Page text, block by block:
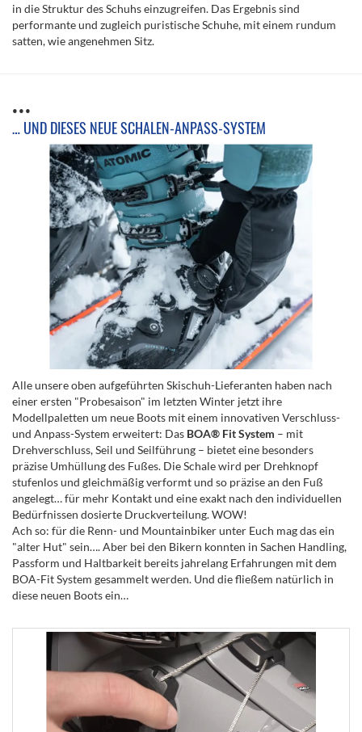
in die Struktur des Schuhs einzugreifen. Das Ergebnis sind
performante und zugleich puristische Schuhe, mit einem rundum
satten, wie angenehmen Sitz.
…
… UND DIESES NEUE SCHALEN-ANPASS-SYSTEM
Alle unsere oben aufgeführten Skischuh-Lieferanten haben nach
einer ersten "Probesaison" im letzten Winter jetzt ihre
Modellpaletten um neue Boots mit einem innovativen Verschluss-
und Anpass-System erweitert: Das BOA® Fit System – mit
Drehverschluss, Seil und Seilführung – bietet eine besonders
präzise Umhüllung des Fußes. Die Schale wird per Drehknopf
stufenlos und gleichmäßig verformt und so präzise an den Fuß
angelegt… für mehr Kontakt und eine exakt nach den individuellen
Bedürfnissen dosierte Druckverteilung. WOW!
Ach so: für die Renn- und Mountainbiker unter Euch mag das ein
"alter Hut" sein…. Aber bei den Bikern konnten in Sachen Handling,
Passform und Haltbarkeit bereits jahrelang Erfahrungen mit dem
BOA-Fit System gesammelt werden. Und die fließem natürlich in
diese neuen Boots ein…